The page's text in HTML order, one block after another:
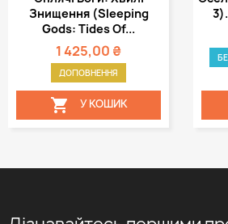
Знищення (Sleeping
Gods: Tides Of...
1 425,00 ₴
ДОПОВНЕННЯ
 У КОШИК